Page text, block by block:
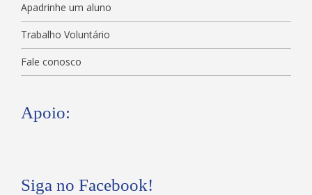
Apadrinhe um aluno
Trabalho Voluntário
Fale conosco
Apoio:
Siga no Facebook!